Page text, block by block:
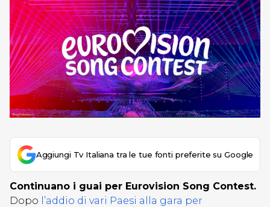
Aggiungi Tv Italiana tra le tue fonti preferite su Google
Continuano i guai per Eurovision Song Contest.
Dopo l’addio di vari Paesi alla gara per